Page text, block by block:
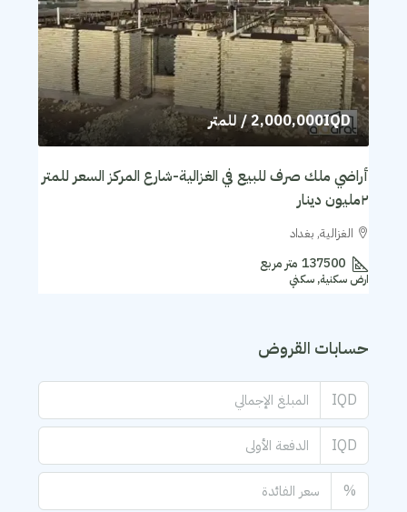
2,000,000IQD/ للمتر
أراضي ملك صرف للبيع في الغزالية-شارع المركز السعر للمتر
٢مليون دينار
الغزالية, بغداد
137500 متر مربع
ارض سكنية, سكني
حسابات القروض
IQD
IQD
%